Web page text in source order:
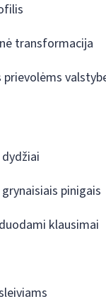
transformacija
prievolėms
pinigais
klausimai